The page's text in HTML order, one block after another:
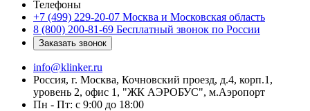
Телефоны
+7 (499) 229-20-07 Москва и Московская область
8 (800) 200-81-69 Бесплатный звонок по России
Заказать звонок
info@klinker.ru
Россия, г. Москва, Кочновский проезд, д.4, корп.1,
уровень 2, офис 1, "ЖК АЭРОБУС", м.Аэропорт
Пн - Пт: с 9:00 до 18:00